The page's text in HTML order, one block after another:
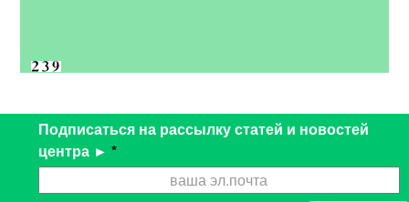
Подписаться на рассылку статей и новостей
центра ► *